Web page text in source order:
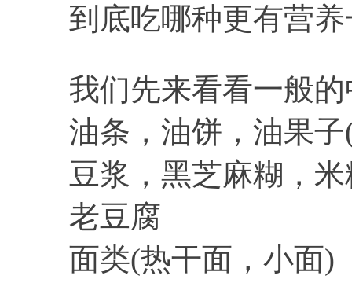
到底吃哪种更有营
我们先来看看一般
油条，油饼，油果
豆浆，黑芝麻糊，
老豆腐
面类(热干面，小面)